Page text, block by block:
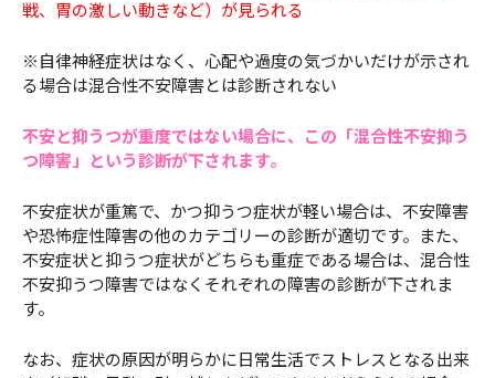
戦、胃の激しい動きなど）が見られる
※自律神経症状はなく、心配や過度の気づかいだけが示され
る場合は混合性不安障害とは診断されない
不安と抑うつが重度ではない場合に、この「混合性不安抑う
つ障害」という診断が下されます。
不安症状が重篤で、かつ抑うつ症状が軽い場合は、不安障害
や恐怖症性障害の他のカテゴリーの診断が適切です。また、
不安症状と抑うつ症状がどちらも重症である場合は、混合性
不安抑うつ障害ではなくそれぞれの障害の診断が下されま
す。
なお、症状の原因が明らかに日常生活でストレスとなる出来